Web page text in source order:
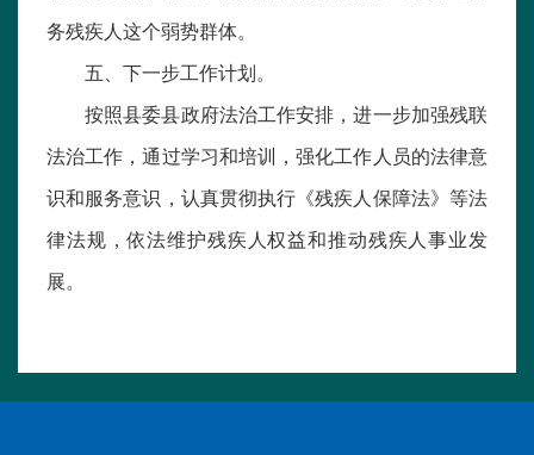
务残疾人这个弱势群体。
五、下一步工作计划。
按照县委县政府法治工作安排，进一步加强残联
法治工作，通过学习和培训，强化工作人员的法律意
识和服务意识，认真贯彻执行《残疾人保障法》等法
律法规，依法维护残疾人权益和推动残疾人事业发
展。